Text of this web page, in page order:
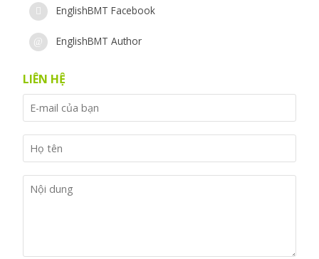
EnglishBMT Facebook
EnglishBMT Author
LIÊN HỆ